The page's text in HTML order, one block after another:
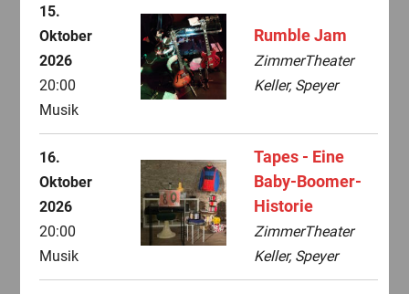
15.
Oktober
2026
20:00
Musik
Rumble Jam
ZimmerTheater
Keller, Speyer
16.
Oktober
2026
20:00
Musik
Tapes - Eine
Baby-Boomer-
Historie
ZimmerTheater
Keller, Speyer